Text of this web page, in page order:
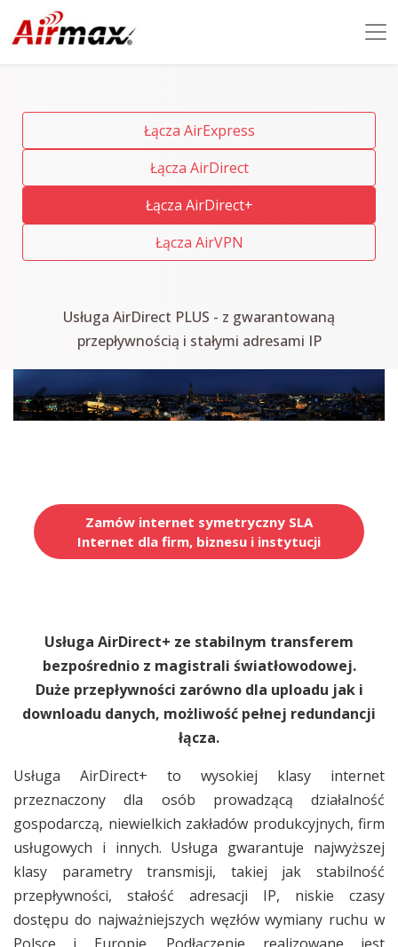
Łącza AirExpress
Łącza AirDirect
Łącza AirDirect+
Łącza AirVPN
Usługa AirDirect PLUS - z gwarantowaną
przepływnością i stałymi adresami IP
Previous Next
Zamów internet symetryczny SLA
Internet dla firm, biznesu i instytucji
Usługa AirDirect+ ze stabilnym transferem
bezpośrednio z magistrali światłowodowej.
Duże przepływności zarówno dla uploadu jak i
downloadu danych, możliwość pełnej redundancji
łącza.
Usługa AirDirect+ to wysokiej klasy internet
przeznaczony dla osób prowadzącą działalność
gospodarczą, niewielkich zakładów produkcyjnych, firm
usługowych i innych. Usługa gwarantuje najwyższej
klasy parametry transmisji, takiej jak stabilność
przepływności, stałość adresacji IP, niskie czasy
dostępu do najważniejszych węzłów wymiany ruchu w